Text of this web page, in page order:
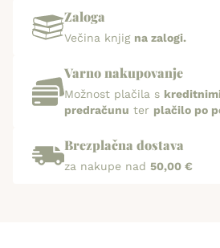
Zaloga
Večina knjig na zalogi.
Varno nakupovanje
Možnost plačila s
predračunu ter plačilo po
Brezplačna dostava
za nakupe nad 50,00 €